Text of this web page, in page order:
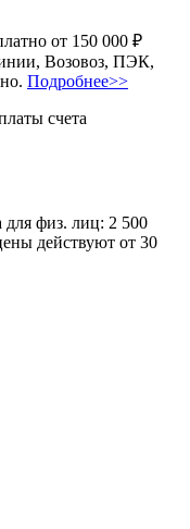
от 150 000 ₽
Возовоз, ПЭК,
Подробнее>>
счета
для физ. лиц: 2 500
действуют от 30